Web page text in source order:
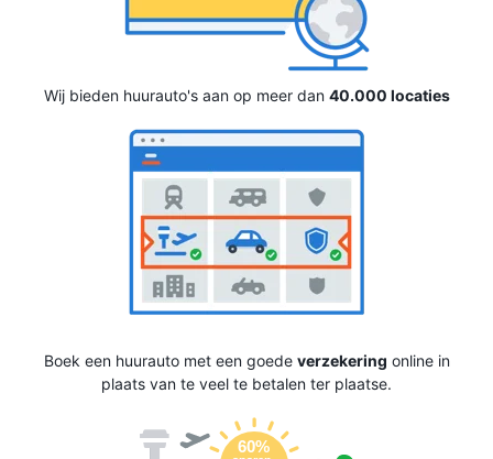
Wij bieden huurauto's aan op meer dan 40.000 locaties
Boek een huurauto met een goede verzekering online in
plaats van te veel te betalen ter plaatse.